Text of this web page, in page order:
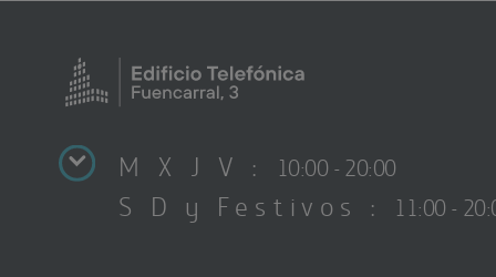
M X J V : 10:00 - 20:00
S D y Festivos : 11:00 -